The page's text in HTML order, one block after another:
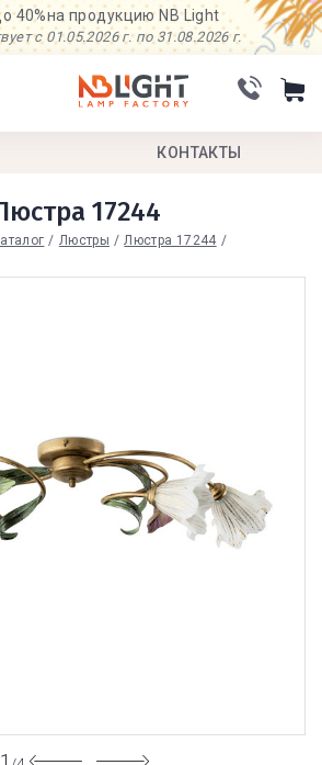
40%на продукцию NB Light
с 01.05.2026 г. по 31.08.2026 г.
КОНТАКТЫ
17244
Люстры Люстра 17244